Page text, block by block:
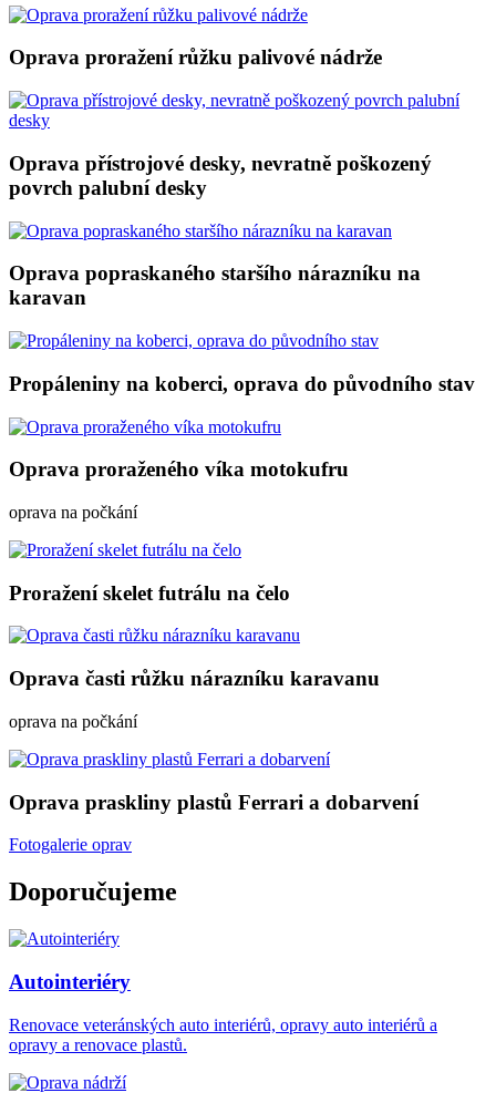
Oprava proražení růžku palivové nádrže
Oprava přístrojové desky, nevratně poškozený
povrch palubní desky
Oprava popraskaného staršího nárazníku na
karavan
Propáleniny na koberci, oprava do původního stav
Oprava proraženého víka motokufru
oprava na počkání
Proražení skelet futrálu na čelo
Oprava časti růžku nárazníku karavanu
oprava na počkání
Oprava praskliny plastů Ferrari a dobarvení
Fotogalerie oprav
Doporučujeme
Autointeriéry
Renovace veteránských auto interiérů, opravy auto interiérů a
opravy a renovace plastů.